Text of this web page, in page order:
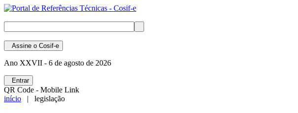
Assine o Cosif-e
Ano XXVII - 6 de agosto de 2026
Entrar
QR Code - Mobile Link
início | legislação